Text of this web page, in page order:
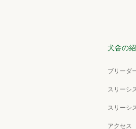
犬舎の
ブリーダ
スリーシ
スリーシ
アクセス